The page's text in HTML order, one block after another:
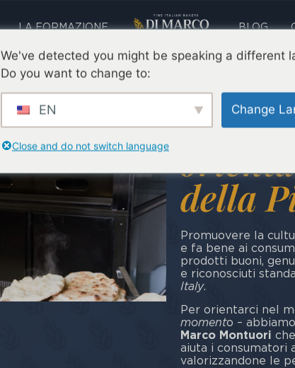
LA FORMAZIONE BLOG
della
Promuovere la
e fa bene ai
prodotti buoni,
e riconosciuti
Italy.
Per orientarci nel
momento –
Marco Montuori
aiuta i consumatori
valorizzandone le
We've detected you might be speaking a different
Do you want to change to:
EN Change
Close and do not switch language